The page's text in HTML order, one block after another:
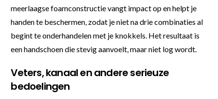
meerlaagse foamconstructie vangt impact op en helpt je
handen te beschermen, zodat je niet na drie combinaties al
begint te onderhandelen met je knokkels. Het resultaat is
een handschoen die stevig aanvoelt, maar niet log wordt.
Veters, kanaal en andere serieuze
bedoelingen